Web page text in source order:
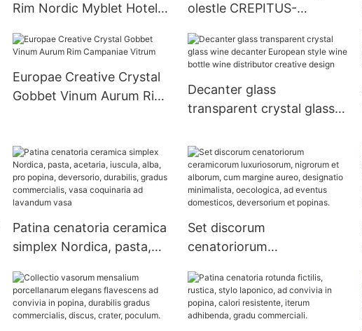
Rim Nordic Myblet Hotel
Campanie speculum
olestle CREPITUS-
calicem calicem calicem
calicem
Europae Creative Crystal
Gobbet Vinum Aurum Rim
Decanter glass
transparent crystal glass
style wine bottle wine
distributor creative design
Patina cenatoria ceramica
simplex Nordica, pasta,
popina, deversorio,
durabilis, gradus
commercialis, vasa
Set discorum
cenatoriorum
luxuriosorum, nigrorum et
alborum, cum margine
aureo, designatio